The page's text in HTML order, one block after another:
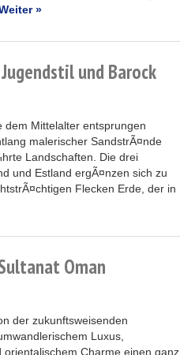
»
und Barock
dem Mittelalter entsprungen
malerischer SandstrÃ¤nde
Landschaften. Die drei
und Estland ergÃ¤nzen sich zu
Flecken Erde, der in
Oman
der zukunftsweisenden
Luxus,
Charme einen ganz